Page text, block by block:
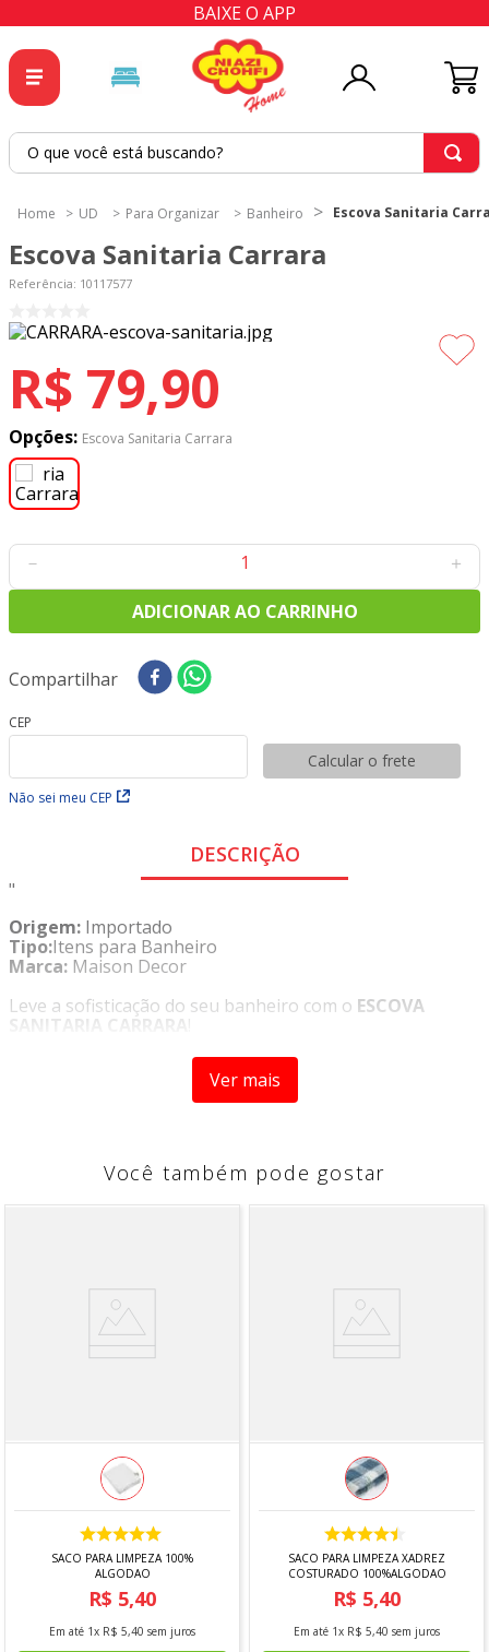
BAIXE O APP
O que você está buscando?
UD Para Organizar Banheiro Escova Sanitaria
Escova Sanitaria Carrara
Referência: 10117577
R$ 79,90
Opções: Escova Sanitaria Carrara
＋
－
ADICIONAR AO CARRINHO
Compartilhar
CEP
Não sei meu CEP
Calcular o frete
DESCRIÇÃO
"
Origem: Importado
Tipo:Itens para Banheiro
Marca: Maison Decor
Leve a sofisticação do seu banheiro com o ESCOVA
SANITARIA CARRARA !
Traz um toque de elegância atemporal para o seu
espaço. Com design sofisticado e acabamento canelado,
cada peça combina funcionalidade e estilo. Ideal para
CARACTERÍSTICAS
- Inspiração no mármore clássico, elegância em cada
- ESCOVA SANITARIA CARRARA
* Imagens meramente ilustrativas.
Ver mais
Você também pode gostar
SACO PARA LIMPEZA 100%
ALGODAO
R$ 5,40
Em até 1x R$ 5,40 sem juros
SACO PARA LIMPEZA XADREZ
COSTURADO 100%ALGODAO
R$ 5,40
Em até 1x R$ 5,40 sem juros
2º
tapete
4º
tecido percal
5º
tapetes
7º
tecido tricoline
8º
tricoline digital